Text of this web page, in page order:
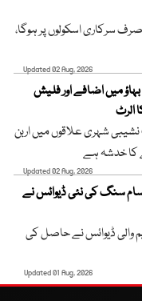
صرف سرکاری اسکولوں پر ہوگا،
Updated 02 Aug, 2026
میں اضافے اور فلیش
الرٹ
نشیبی شہری علاقوں میں اربن
کا خدشہ ہے
Updated 02 Aug, 2026
سام سنگ کی نئی ڈیوائس نے
والی ڈیوائس نے حاصل کی
Updated 01 Aug, 2026